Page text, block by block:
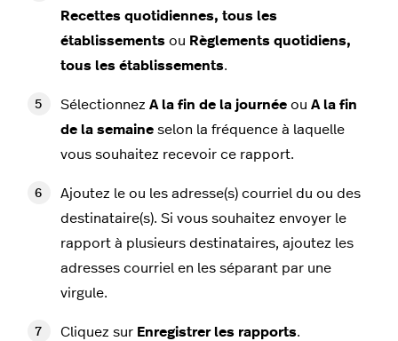
Recettes quotidiennes, tous les
établissements ou Règlements quotidiens,
tous les établissements.
Sélectionnez A la fin de la journée ou A la fin
de la semaine selon la fréquence à laquelle
vous souhaitez recevoir ce rapport.
Ajoutez le ou les adresse(s) courriel du ou des
destinataire(s). Si vous souhaitez envoyer le
rapport à plusieurs destinataires, ajoutez les
adresses courriel en les séparant par une
virgule.
Cliquez sur Enregistrer les rapports.